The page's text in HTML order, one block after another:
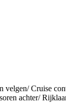
velgen/ Cruise
achter/